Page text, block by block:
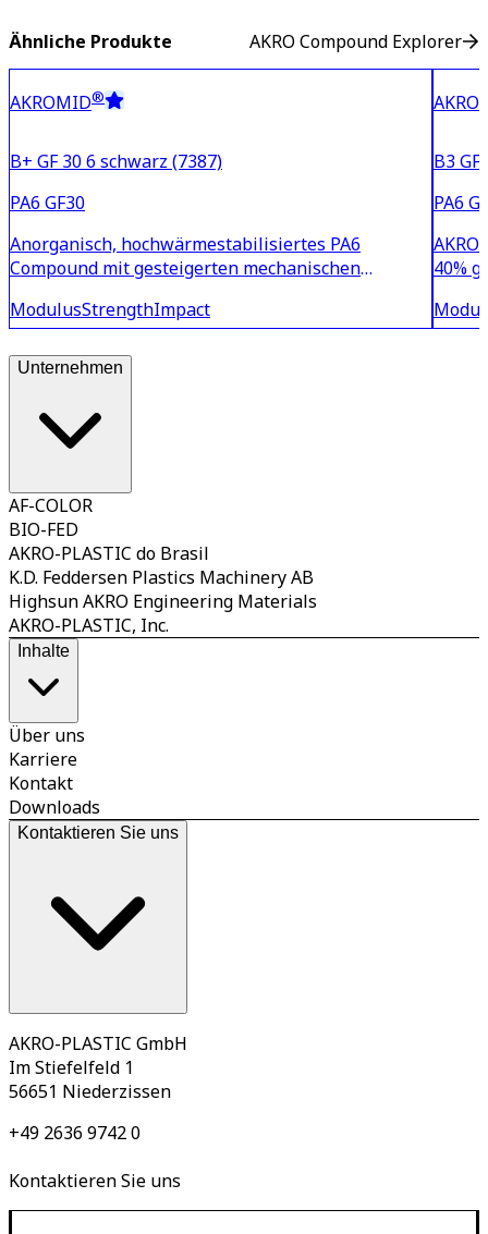
Ähnliche Produkte AKRO Compound Explorer
AKROMID®
B+ GF 30 6 schwarz (7387)
PA6 GF30
Anorganisch, hochwärmestabilisiertes PA6
Compound mit gesteigerten mechanischen
Substitution von PA66 Compounds. Für elektrische
elektrisch-neutralem Typ 1 Stabi
ModulusStrengthImpact
B3
PA6
40%
Unternehmen
AF-COLOR
BIO-FED
AKRO-PLASTIC do Brasil
K.D. Feddersen Plastics Machinery AB
Highsun AKRO Engineering Materials
AKRO-PLASTIC, Inc.
Inhalte
Über uns
Karriere
Kontakt
Downloads
Kontaktieren Sie uns
AKRO-PLASTIC GmbH
Im Stiefelfeld 1
56651 Niederzissen
+49 2636 9742 0
Kontaktieren Sie uns